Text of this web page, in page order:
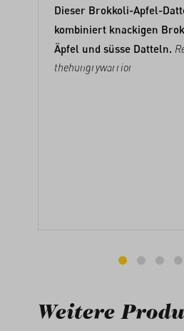
Dieser Brokkoli-Apfel-
kombiniert knackigen
Äpfel und süsse Datteln.
thehungrywarrior
Weitere